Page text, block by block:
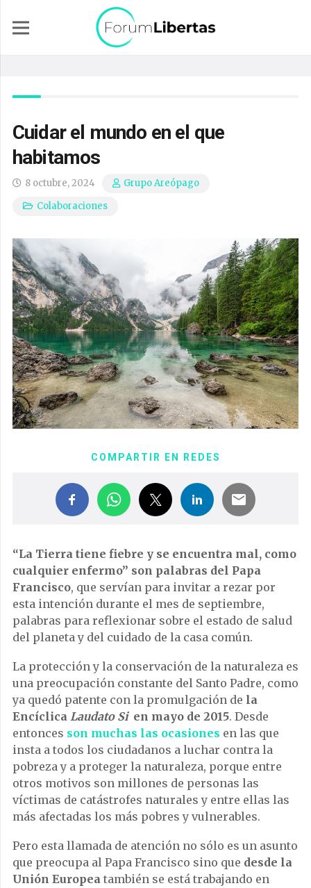
Cuidar el mundo en el que
habitamos
8 octubre, 2024
Grupo Areópago
Colaboraciones
COMPARTIR EN REDES
“La Tierra tiene fiebre y se encuentra mal, como
cualquier enfermo” son palabras del Papa
Francisco, que servían para invitar a rezar por
esta intención durante el mes de septiembre,
palabras para reflexionar sobre el estado de salud
del planeta y del cuidado de la casa común.
La protección y la conservación de la naturaleza es
una preocupación constante del Santo Padre, como
ya quedó patente con la promulgación de la
Encíclica Laudato Sien mayo de 2015. Desde
entonces son muchas las ocasiones en las que
insta a todos los ciudadanos a luchar contra la
pobreza y a proteger la naturaleza, porque entre
otros motivos son millones de personas las
víctimas de catástrofes naturales y entre ellas las
más afectadas los más pobres y vulnerables.
Pero esta llamada de atención no sólo es un asunto
que preocupa al Papa Francisco sino que desde la
Unión Europea también se está trabajando en